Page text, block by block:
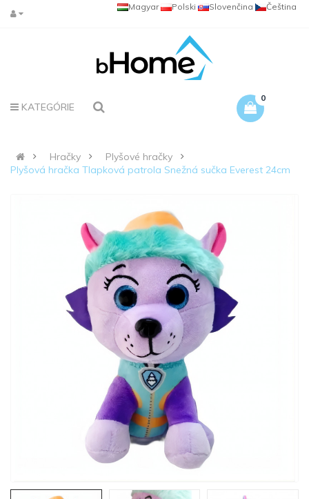
Čeština
Slovenčina
Polski
Magyar
KATEGÓRIE
0
Hračky
Plyšové hračky
Plyšová hračka Tlapková patrola Snežná sučka Everest 24cm